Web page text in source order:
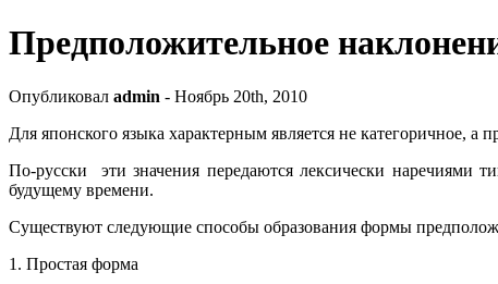
Предположительное
Опубликовал admin - Ноябрь 20th, 2010
Для японского языка характерным является не категоричное,
По-русски эти значения передаются лексически наречиями
будущему времени.
Существуют следующие способы образования формы
1. Простая форма